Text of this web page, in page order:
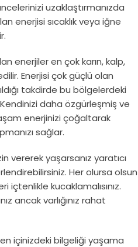
uzaklaştırmanızda
enerjisi sıcaklık veya iğne
enerjiler en çok karın, kalp,
Enerjisi çok güçlü olan
takdirde bu bölgelerdeki
daha özgürleşmiş ve
enerjinizi çoğaltarak
sağlar.
vererek yaşarsanız yaratıcı
Her olursa olsun
içtenlikle kucaklamalısınız.
ancak varlığınız rahat
içinizdeki bilgeliği yaşama